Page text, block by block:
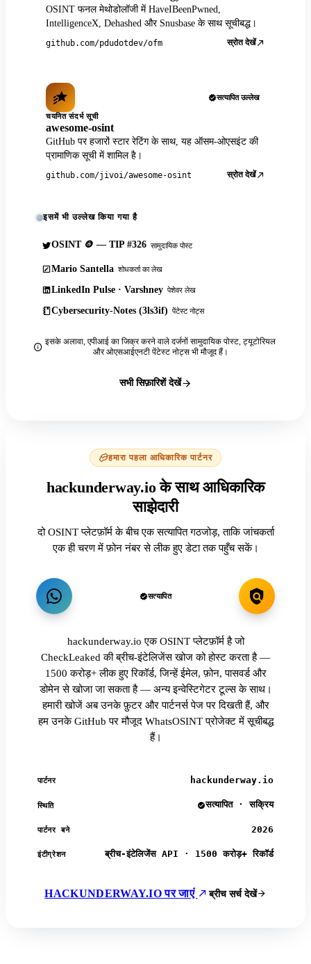
OSINT फनल मेथोडोलॉजी में HaveIBeenPwned,
IntelligenceX, Dehashed और Snusbase के साथ सूचीबद्ध।
github.com/pdudotdev/ofm स्रोत देखें
सत्यापित उल्लेख
चयनित संदर्भ सूची
awesome-osint
GitHub पर हजारों स्टार रेटिंग के साथ, यह ऑसम-ओएसइंट की
प्रामाणिक सूची में शामिल है।
github.com/jivoi/awesome-osint स्रोत देखें
इसमें भी उल्लेख किया गया है
OSINT 🪙 — TIP #326 सामुदायिक पोस्ट
Mario Santella शोधकर्ता का लेख
LinkedIn Pulse · Varshney पेशेवर लेख
Cybersecurity-Notes (3ls3if) पेंटेस्ट नोट्स
इसके अलावा, एपीआई का जिक्र करने वाले दर्जनों सामुदायिक पोस्ट, ट्यूटोरियल
और ओएसआईएनटी पेंटेस्ट नोट्स भी मौजूद हैं।
सभी सिफ़ारिशें देखें
हमारा पहला आधिकारिक पार्टनर
hackunderway.io के साथ आधिकारिक
साझेदारी
दो OSINT प्लेटफ़ॉर्म के बीच एक सत्यापित गठजोड़, ताकि जांचकर्ता
एक ही चरण में फ़ोन नंबर से लीक हुए डेटा तक पहुँच सकें।
सत्यापित
hackunderway.io एक OSINT प्लेटफ़ॉर्म है जो
CheckLeaked की ब्रीच-इंटेलिजेंस खोज को होस्ट करता है —
1500 करोड़+ लीक हुए रिकॉर्ड, जिन्हें ईमेल, फ़ोन, पासवर्ड और
डोमेन से खोजा जा सकता है — अन्य इन्वेस्टिगेटर टूल्स के साथ।
हमारी खोजें अब उनके फ़ुटर और पार्टनर्स पेज पर दिखती हैं, और
हम उनके GitHub पर मौजूद WhatsOSINT प्रोजेक्ट में सूचीबद्ध
हैं।
पार्टनर hackunderway.io
स्थिति सत्यापित · सक्रिय
पार्टनर बने 2026
इंटीग्रेशन ब्रीच-इंटेलिजेंस API · 1500 करोड़+ रिकॉर्ड
HACKUNDERWAY.IO पर जाएं ब्रीच सर्च देखें